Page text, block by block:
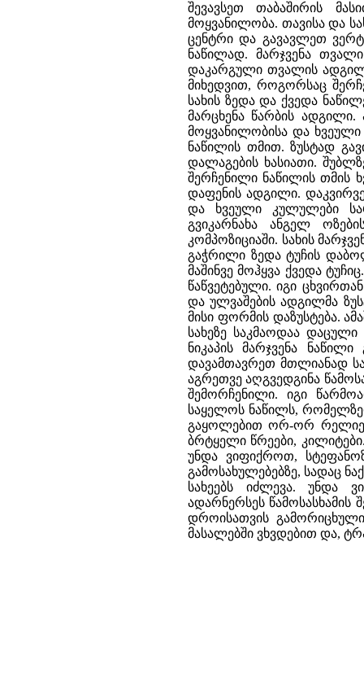
შევავსეთ თაბაშირის
მოყვანილობა. თავისა და
ცენტრი და გავავლეთ
ნაწილად. მარჯვენა
დაკარგული თვალის
მიხედვით, როგორსაც
სახის ზედა და ქვედა
მარცხენა წარბის
მოყვანილობისა და
ნაწილის თმით. ზუსტად
დალაგების ხასიათი.
შერჩენილი ნაწილის თმის
დაფენის ადგილი.
და ხვეული კულულები
გვიკარნახა ანგელ
კომპოზიციაში. სახის
გაჭრილი ზედა ტუჩის
მაშინვე მოჰყვა ქვედა
წაწვეტებული. იგი
და ულვაშების ადგილმა
მისი ფორმის დაზუსტება.
სახეზე საკმაოდაა
ნიკაპის მარჯვენა
დავამთავრეთ მთლიანად
აგრეთვე აღგვედგინა
შემორჩენილი. იგი
საყელოს ნაწილს,
გაყოლებით ორ-ორ
ბრტყელი წრეები,
უნდა ვიფიქროთ,
გამოსახულებებზე, სადაც
სახეებს იძლევა. უნდა
ადარნერსეს
დროისათვის
მასალებში ვხვდებით და,